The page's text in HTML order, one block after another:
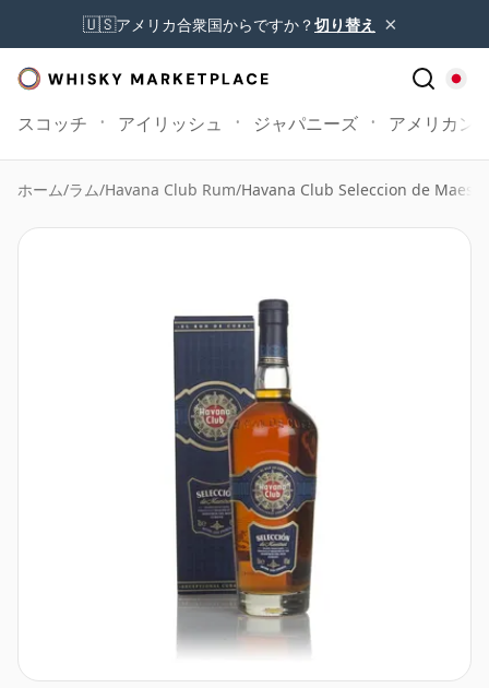
🇺🇸アメリカ合衆国からですか？切り替え ×
スコッチ アイリッシュ ジャパニーズ アメリカン
ホーム/ラム/Havana Club Rum/Havana Club Seleccion de